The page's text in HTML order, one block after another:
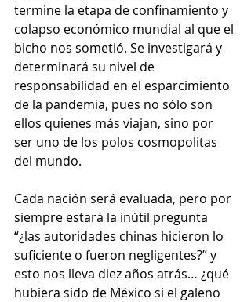
termine la etapa de confinamiento y
colapso económico mundial al que el
bicho nos sometió. Se investigará y
determinará su nivel de
responsabilidad en el esparcimiento
de la pandemia, pues no sólo son
ellos quienes más viajan, sino por
ser uno de los polos cosmopolitas
del mundo.
Cada nación será evaluada, pero por
siempre estará la inútil pregunta
“¿las autoridades chinas hicieron lo
suficiente o fueron negligentes?” y
esto nos lleva diez años atrás… ¿qué
hubiera sido de México si el galeno